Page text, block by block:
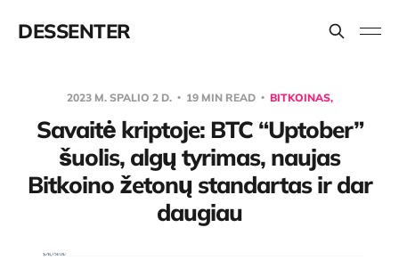
DESSENTER
2023 M. SPALIO 2 D. 19 MIN READ BITKOINAS,
Savaitė kriptoje: BTC “Uptober”
šuolis, algų tyrimas, naujas
Bitkoino žetonų standartas ir dar
daugiau